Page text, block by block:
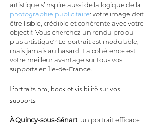
artistique s’inspire aussi de la logique de la
photographie publicitaire: votre image doit
être lisible, crédible et cohérente avec votre
objectif. Vous cherchez un rendu pro ou
plus artistique? Le portrait est modulable,
mais jamais au hasard. La cohérence est
votre meilleur avantage sur tous vos
supports en Île-de-France.
Portraits pro, book et visibilité sur vos
supports
À Quincy-sous-Sénart , un portrait efficace